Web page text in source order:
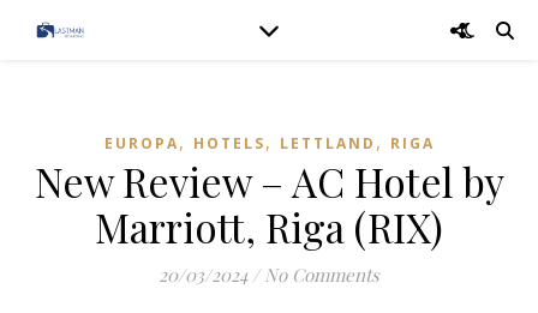
EUROPA, HOTELS, LETTLAND , RIGA
New Review – AC Hotel by
Marriott, Riga (RIX)
20/03/2024 / No Comments